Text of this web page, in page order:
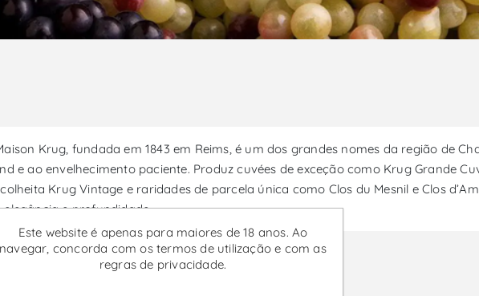
Krug, fundada em 1843 em Reims, é um dos grandes nomes da região de
e ao envelhecimento paciente. Produz cuvées de exceção como Krug Grande
Krug Vintage e raridades de parcela única como Clos du Mesnil e Clos
elegância e profundidade.
Este website é apenas para maiores de 18 anos. Ao
navegar, concorda com os termos de utilização e com as
regras de privacidade.